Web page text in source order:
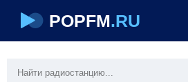
POPFM.RU